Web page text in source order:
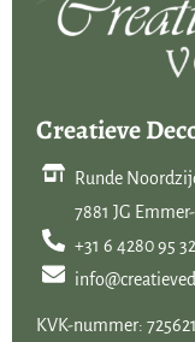
Creatieve
Runde
7881 JG
+31 6 4280 95 32
KVK-nummer: